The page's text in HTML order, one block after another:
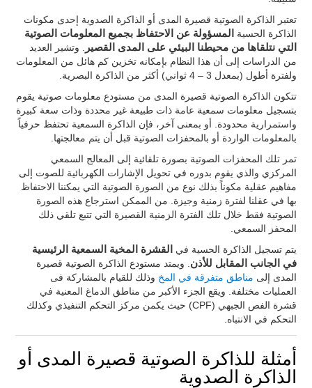
تعتبر الذاكرة الصوتية قصيرة المدى أو الذاكرة الصدوية إحدى مكونات
الذاكرة الحسية
المسؤولة عن الاحتفاظ بجميع المعلومات الصوتية
التي نتلقاها من محيطنا البيئي على المدى القصير
. وتشير العديد
من الدراسات إلى أن هذا النظام بإمكانه تخزين كم هائل من المعلومات
ولفترة أطول (بمعدل 3 – 4 ثواني) أكثر من الذاكرة البصرية.
تتكون الذاكرة الصوتية قصيرة المدى من مستودع معلومات صوتية يقوم
بتسجيل معلومات سمعية عامة ذات طبيعة غير محددة وذات سعة كبيرة
واستمرارية محدودة. أو بمعنى آخر، فإن الذاكرة السمعية تحتفظ حرفياً
بالمعلومات الواردة أو بالمحفزات الصوتية قبل أن يتم معالجتها.
تمر تلك المحفزات الصوتية بصورة تلقائية إلى المعالج السمعي
المركزي والذي يقوم بدوره في تحويل الإشارات الكهربائية للصوت إلى
مفاهيم عقلية مكوناً بذلك نوع من الصورة الصوتية التي يمكننا الاحتفاظ
بها في عقلنا لفترة زمنية وجيزة. من الممكن استرجاع هذه الصورة
الصوتية فقط خلال تلك الفترة الزمنية القصيرة التي تتبع تلقي ذلك
المحفز السمعي.
يتم تسجيل الذاكرة الحسية في
القشرة المخية السمعية الرئيسية
في الجانب المقابل للأذن . ويمتد مستودع الذاكرة الصوتية قصيرة
المدى إلى مناطق متفرقة في المخ وذلك للقيام بالمشاركة فى
العمليات مختلفة. ويقع الجزء الأكبر من مناطق الدماغ المعنية في
قشرة الفص الجبهي (CPF) حيث يكمن مركز التحكم التنفيذي وكذلك
التحكم في الانتباه.
أمثلة للذاكرة الصوتية قصيرة المدى أو
الذاكرة الصدوية